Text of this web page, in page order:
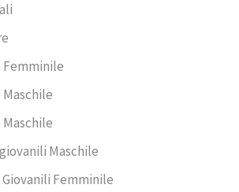
Femminile
Maschile
Femminile